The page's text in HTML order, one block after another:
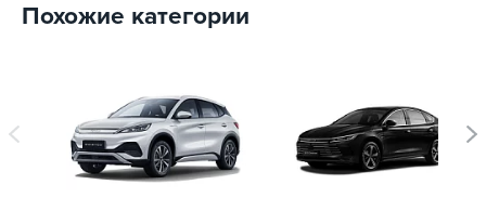
Похожие категории